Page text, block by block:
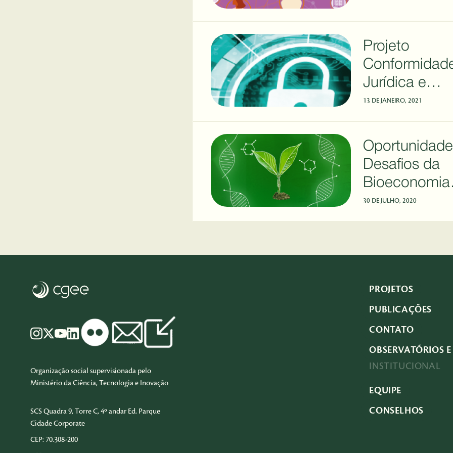
Projeto
Jurídica e
Tecnológica -
Geral de
de Dados
13 DE JANEIRO, 2021
Desafios da
Bioeconomia
(ODBio)
30 DE JULHO, 2020
Organização social supervisionada pelo
Ministério da Ciência, Tecnologia e Inovação
SCS Quadra 9, Torre C, 4º andar Ed. Parque
Cidade Corporate
CEP: 70.308-200
PROJETOS
PUBLICAÇÕES
CONTATO
OBSERVATÓRIOS E
INSTITUCIONAL
EQUIPE
CONSELHOS